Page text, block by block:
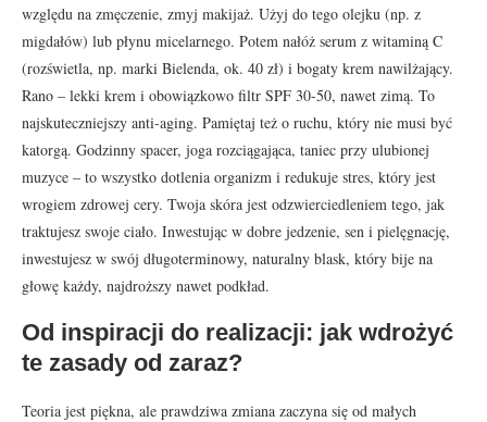
względu na zmęczenie, zmyj makijaż. Użyj do tego olejku (np. z
migdałów) lub płynu micelarnego. Potem nałóż serum z witaminą C
(rozświetla, np. marki Bielenda, ok. 40 zł) i bogaty krem nawilżający.
Rano – lekki krem i obowiązkowo filtr SPF 30-50, nawet zimą. To
najskuteczniejszy anti-aging. Pamiętaj też o ruchu, który nie musi być
katorgą. Godzinny spacer, joga rozciągająca, taniec przy ulubionej
muzyce – to wszystko dotlenia organizm i redukuje stres, który jest
wrogiem zdrowej cery. Twoja skóra jest odzwierciedleniem tego, jak
traktujesz swoje ciało. Inwestując w dobre jedzenie, sen i pielęgnację,
inwestujesz w swój długoterminowy, naturalny blask, który bije na
głowę każdy, najdroższy nawet podkład.
Od inspiracji do realizacji: jak wdrożyć
te zasady od zaraz?
Teoria jest piękna, ale prawdziwa zmiana zaczyna się od małych